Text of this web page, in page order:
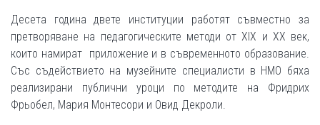
Десета година двете институции работят съвместно за
претворяване на педагогическите методи от ХІХ и ХХ век,
които намират приложение и в съвременното образование.
Със съдействието на музейните специалисти в НМО бяха
реализирани публични уроци по методите на Фридрих
Фрьобел, Мария Монтесори и Овид Декроли.